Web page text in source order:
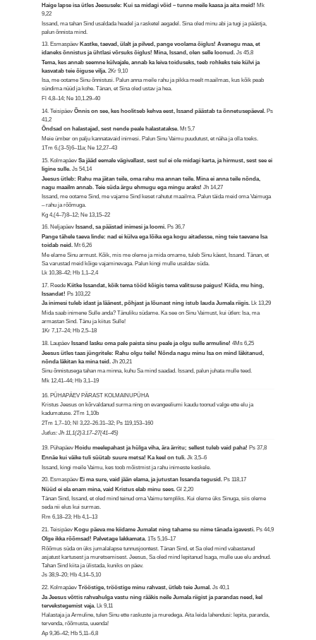
Haige lapse isa ütles Jeesusele: Kui sa midagi võid – tunne meile kaasa ja aita meid! Mk
9,22
Issand, ma tahan Sind usaldada headel ja rasketel aegadel. Sina oled minu abi ja tugi ja päästja,
palun õnnista mind.
13. Esmaspäev Kastke, taevad, ülalt ja pilved, pange voolama õiglus! Avanegu maa, et
idaneks õnnistus ja ühtlasi võrsuks õiglus! Mina, Issand, olen selle loonud.Js 45,8
Tema, kes annab seemne külvajale, annab ka leiva toiduseks, teeb rohkeks teie külvi ja
kasvatab teie õiguse vilja.2Kr 9,10
Isa, me ootame Sinu õnnistusi. Palun anna meile rahu ja pikka meelt maailmas, kus kõik peab
sündima nüüd ja kohe. Tänan, et Sina oled ustav ja hea.
Fl 4,8–14; Ne 10,1.29–40
14. TeisipäevÕnnis on see, kes hoolitseb kehva eest, Issand päästab ta õnnetusepäeval.Ps
41,2
Õndsad on halastajad, sest nende peale halastatakse. Mt 5,7
Meie ümber on palju kannatavaid inimesi. Palun Sinu Vaimu puudutust, et näha ja olla toeks.
1Tm 6,(3–5)6–11a; Ne 12,27–43
15. KolmapäevSa jääd eemale vägivallast, sest sul ei ole midagi karta, ja hirmust, sest see ei
ligine sulle.Js 54,14
Jeesus ütleb: Rahu ma jätan teile, oma rahu ma annan teile. Mina ei anna teile nõnda,
nagu maailm annab. Teie süda ärgu ehmugu ega mingu araks!Jh 14,27
Issand, me ootame Sind, me vajame Sind keset rahutut maailma. Palun täida meid oma Vaimuga
– rahu ja rõõmuga.
Kg 4,(4–7)8–12; Ne 13,15–22
16. Neljapäev Issand, sa päästad inimesi ja loomi. Ps 36,7
Pange tähele taeva linde: nad ei külva ega lõika ega kogu aitadesse, ning teie taevane Isa
toidab neid. Mt 6,26
Me elame Sinu armust. Kõik, mis me oleme ja mida omame, tuleb Sinu käest, Issand. Tänan, et
Sa varustad meid kõige vajaminevaga. Palun kingi mulle usaldav süda.
Lk 10,38–42; Hb 1,1–2,4
17. Reede Kiitke Issandat, kõik tema tööd kõigis tema valitsuse paigus! Kiida, mu hing,
Issandat! Ps 103,22
Ja inimesi tuleb idast ja läänest, põhjast ja lõunast ning istub lauda Jumala riigis. Lk 13,29
Mida saab inimene Sulle anda? Tänuliku südame. Ka see on Sinu Vaimust, kui ütlen: Isa, ma
armastan Sind. Tänu ja kiitus Sulle!
1Kr 7,17–24; Hb 2,5–18
18. Laupäev Issand lasku oma pale paista sinu peale ja olgu sulle armuline!4Ms 6,25
Jeesus ütles taas jüngritele: Rahu olgu teile! Nõnda nagu minu Isa on mind läkitanud,
nõnda läkitan ka mina teid.Jh 20,21
Sinu õnnistusega tahan ma minna, kuhu Sa mind saadad. Issand, palun juhata mulle teed.
Mk 12,41–44; Hb 3,1–19
16. PÜHAPÄEV PÄRAST KOLMAINUPÜHA
Kristus Jeesus on kõrvaldanud surma ning on evangeeliumi kaudu toonud valge ette elu ja
kadumatuse.2Tm 1,10b
2Tm 1,7–10; Nl 3,22–26.31–32; Ps 119,153–160
Jutlus: Jh 11,1(2)3.17–27(41–45)
19. Pühapäev Hoidu meelepahast ja hülga viha, ära ärritu; sellest tuleb vaid paha! Ps 37,8
Ennäe kui väike tuli süütab suure metsa! Ka keel on tuli.Jk 3,5–6
Issand, kingi meile Vaimu, kes toob mõistmist ja rahu inimeste keskele.
20. Esmaspäev Ei ma sure, vaid jään elama, ja jutustan Issanda tegusid. Ps 118,17
Nüüd ei ela enam mina, vaid Kristus elab minu sees.Gl 2,20
Tänan Sind, Issand, et oled mind teinud oma Vaimu templiks. Kui oleme üks Sinuga, siis oleme
seda nii elus kui surmas.
Rm 6,18–23; Hb 4,1–13
21. TeisipäevKogu päeva me kiidame Jumalat ning tahame su nime tänada igavesti.Ps 44,9
Olge ikka rõõmsad! Palvetage lakkamata.1Ts 5,16–17
Rõõmus süda on üks jumalalapse tunnusjoontest. Tänan Sind, et Sa oled mind vabastanud
asjatust kartusest ja muretsemisest. Jeesus, Sa oled mind lepitanud Isaga, mulle uue elu andnud.
Tahan Sind kiita ja ülistada, kuniks on päev.
Js 38,9–20; Hb 4,14–5,10
22. KolmapäevTrööstige, trööstige minu rahvast, ütleb teie Jumal.Js 40,1
Ja Jeesus võttis rahvahulga vastu ning rääkis neile Jumala riigist ja parandas need, kel
tervekstegemist vaja.Lk 9,11
Halastaja ja Armuline, tulen Sinu ette raskuste ja muredega. Aita leida lahendusi: lepita, paranda,
tervenda, rõõmusta, uuenda!
Ap 9,36–42; Hb 5,11–6,8